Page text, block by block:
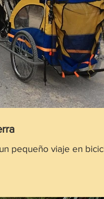
pequeño viaje en